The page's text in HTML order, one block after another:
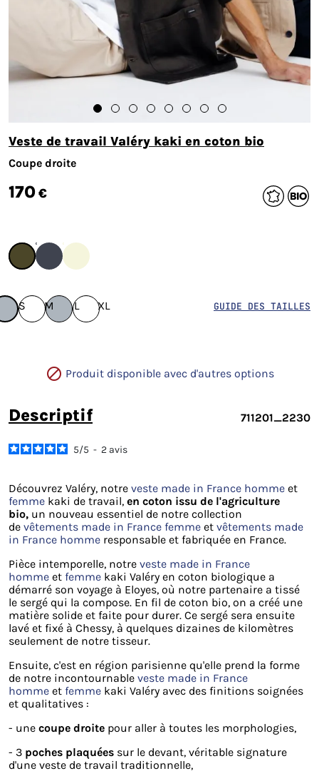
Veste de travail Valéry kaki en coton bio
Coupe droite
170€
S M L XL GUIDE DES TAILLES
 Produit disponible avec d'autres options
descriptif 711201_2230
5/5 - 2 avis
Découvrez Valéry, notre veste made in France homme et
femme kaki de travail, en coton issu de l'agriculture
bio, un nouveau essentiel de notre collection
de vêtements made in France femme et vêtements made
in France homme responsable et fabriquée en France.
Pièce intemporelle, notre veste made in France
homme et femme kaki Valéry en coton biologique a
démarré son voyage à Eloyes, où notre partenaire a tissé
le sergé qui la compose. En fil de coton bio, on a créé une
matière solide et faite pour durer. Ce sergé sera ensuite
lavé et fixé à Chessy, à quelques dizaines de kilomètres
seulement de notre tisseur.
Ensuite, c'est en région parisienne qu'elle prend la forme
de notre incontournable veste made in France
homme et femme kaki Valéry avec des finitions soignées
et qualitatives :
- une coupe droite pour aller à toutes les morphologies,
- 3 poches plaquées sur le devant, véritable signature
d'une veste de travail traditionnelle,